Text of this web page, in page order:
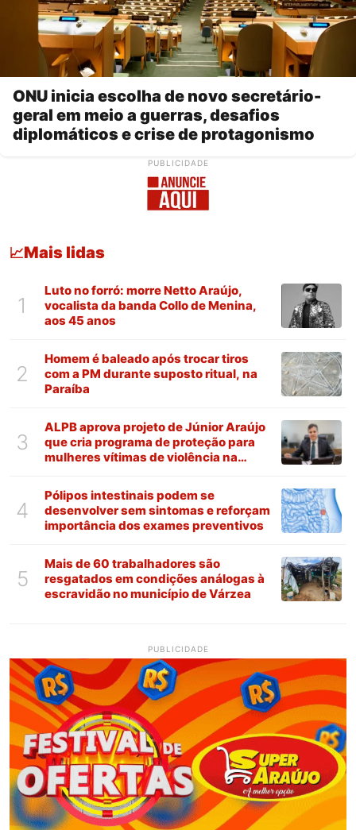
ONU inicia escolha de novo secretário-
geral em meio a guerras, desafios
diplomáticos e crise de protagonismo
PUBLICIDADE
📈Mais lidas
1
Luto no forró: morre Netto Araújo,
vocalista da banda Collo de Menina,
aos 45 anos
2
Homem é baleado após trocar tiros
com a PM durante suposto ritual, na
Paraíba
3
ALPB aprova projeto de Júnior Araújo
que cria programa de proteção para
mulheres vítimas de violência na
4
Pólipos intestinais podem se
desenvolver sem sintomas e reforçam
importância dos exames preventivos
5
Mais de 60 trabalhadores são
resgatados em condições análogas à
escravidão no município de Várzea
PUBLICIDADE